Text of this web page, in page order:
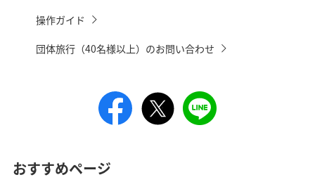
操作ガイド
団体旅行（40名様以上）のお問い合わせ
おすすめページ